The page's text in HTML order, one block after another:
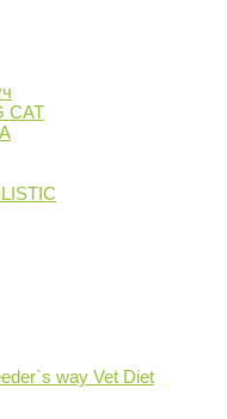
CAT
way Vet Diet